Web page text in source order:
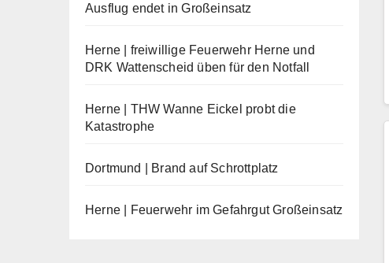
Ausflug endet in Großeinsatz
Herne | freiwillige Feuerwehr Herne und
DRK Wattenscheid üben für den Notfall
Herne | THW Wanne Eickel probt die
Katastrophe
Dortmund | Brand auf Schrottplatz
Herne | Feuerwehr im Gefahrgut Großeinsatz